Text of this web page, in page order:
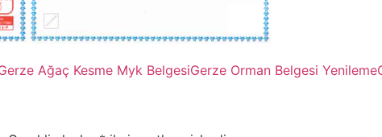
Ağaç Kesme Myk BelgesiGerze Orman Belgesi Yenileme